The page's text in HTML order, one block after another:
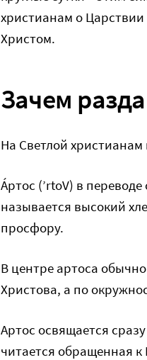
христианам о
Христом.
Зачем
На Светлой
Áртос (’rtoV) в
называется высокий
просфору.
В центре артоса
Христова, а по
Артос освящается
читается обращенная к